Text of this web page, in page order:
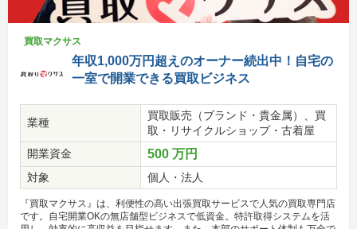
買取マクサス
年収1,000万円超えのオーナー続出中！自宅の
一室で開業できる買取ビジネス
業種
買取販売（ブランド・貴金属）、買
取・リサイクルショップ・古着屋
開業資金
500 万円
対象 個人・法人
『買取マクサス』は、利便性の高い出張買取サービスで人気の買取専門店
です。自宅開業OKの無店舗型ビジネスで低資金。特許取得システムを活